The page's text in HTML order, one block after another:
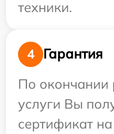
техники.
4
Гарантия
По окончании
услуги Вы
сертификат